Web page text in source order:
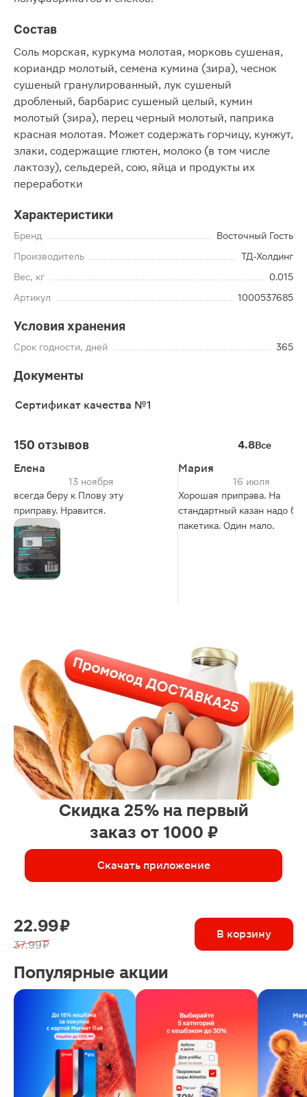
Состав
Соль морская, куркума молотая, морковь сушеная,
кориандр молотый, семена кумина (зира), чеснок
сушеный гранулированный, лук сушеный
дробленый, барбарис сушеный целый, кумин
молотый (зира), перец черный молотый, паприка
красная молотая. Может содержать горчицу, кунжут,
злаки, содержащие глютен, молоко (в том числе
лактозу), сельдерей, сою, яйца и продукты их
переработки
Характеристики
Бренд
Восточный Гость
Производитель
ТД-Холдинг
Вес, кг
0.015
Артикул
1000537685
Условия хранения
Срок годности, дней 365
Документы
Сертификат качества №1
150 отзывов 4.8Все
Елена
13 ноября
всегда беру к Плову эту
приправу. Нравится.
Мария
16 июля
Хорошая приправа. На
стандартный казан надо
пакетика. Один мало.
Скидка 25% на первый
заказ от 1000 ₽
Скачать приложение
22.99 ₽
37.99 ₽
В корзину
Популярные акции